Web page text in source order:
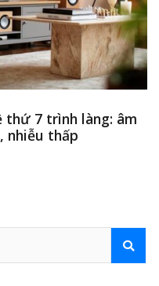
thứ 7 trình làng: âm
nhiễu thấp